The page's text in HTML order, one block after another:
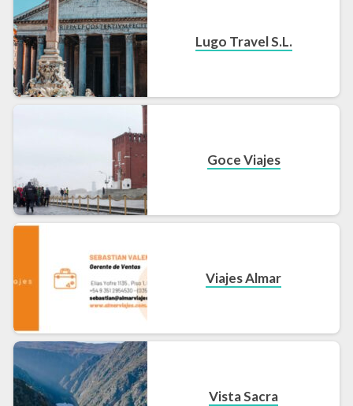
Lugo Travel S.L.
Goce Viajes
Viajes Almar
Vista Sacra